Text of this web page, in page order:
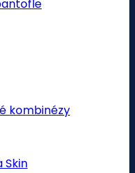
kombinézy
Skin